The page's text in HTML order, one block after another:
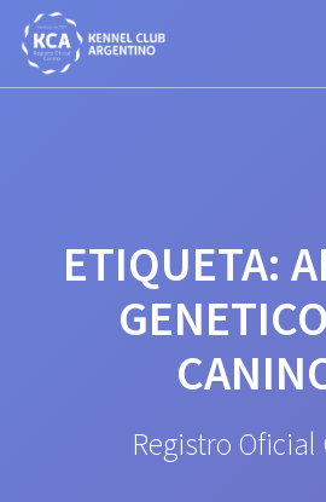
ETIQUETA:
Registro Oficial